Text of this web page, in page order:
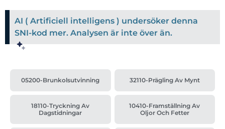
AI ( Artificiell intelligens ) undersöker denna
SNI-kod mer. Analysen är inte över än.
05200-Brunkolsutvinning 32110-Prägling Av Mynt
18110-Tryckning Av
Dagstidningar
10410-Framställning Av
Oljor Och Fetter